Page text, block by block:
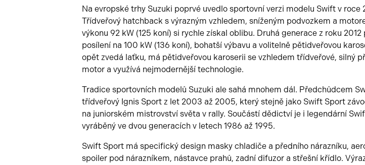
Na evropské trhy Suzuki poprvé uvedlo sportovní verzi modelu Swift v roce
Třídveřový hatchback s výrazným vzhledem, sníženým podvozkem a
výkonu 92 kW (125 koní) si rychle získal oblibu. Druhá generace z roku 2012
posílení na 100 kW (136 koní), bohatší výbavu a volitelně pětidveřovou
opět zvedá laťku, má pětidveřovou karoserii se vzhledem třídveřové, silný
motor a využívá nejmodernější technologie.
Tradice sportovních modelů Suzuki ale sahá mnohem dál. Předchůdcem
třídveřový Ignis Sport z let 2003 až 2005, který stejně jako Swift Sport
na juniorském mistrovství světa v rally. Součástí dědictví je i legendární
vyráběný ve dvou generacích v letech 1986 až 1995.
Swift Sport má specifický design masky chladiče a předního nárazníku,
spoiler pod nárazníkem, nástavce prahů, zadní difuzor a střešní křídlo.